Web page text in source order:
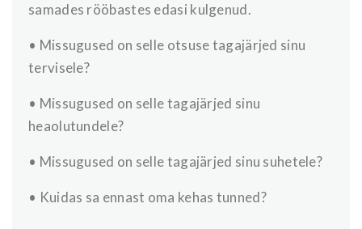
samades rööbastes edasi kulgenud.
• Missugused on selle otsuse tagajärjed sinu
tervisele?
• Missugused on selle tagajärjed sinu
heaolutundele?
• Missugused on selle tagajärjed sinu suhetele?
• Kuidas sa ennast oma kehas tunned?